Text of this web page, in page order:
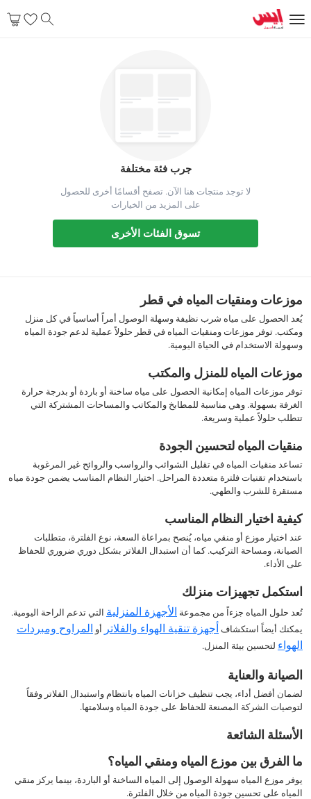
جرب فئة مختلفة
لا توجد منتجات هنا الآن. تصفح أقسامًا أخرى للحصول
على المزيد من الخيارات
تسوق الفئات الأخرى
موزعات ومنقيات المياه في قطر
يُعد الحصول على مياه شرب نظيفة وسهلة الوصول أمراً أساسياً في كل منزل
ومكتب. توفر موزعات ومنقيات المياه في قطر حلولاً عملية لدعم جودة المياه
وسهولة الاستخدام في الحياة اليومية.
موزعات المياه للمنزل والمكتب
توفر موزعات المياه إمكانية الحصول على مياه ساخنة أو باردة أو بدرجة حرارة
الغرفة بسهولة. وهي مناسبة للمطابخ والمكاتب والمساحات المشتركة التي
تتطلب حلولاً عملية وسريعة.
منقيات المياه لتحسين الجودة
تساعد منقيات المياه في تقليل الشوائب والرواسب والروائح غير المرغوبة
باستخدام تقنيات فلترة متعددة المراحل. اختيار النظام المناسب يضمن جودة مياه
مستقرة للشرب والطهي.
كيفية اختيار النظام المناسب
عند اختيار موزع أو منقي مياه، يُنصح بمراعاة السعة، نوع الفلترة، متطلبات
الصيانة، ومساحة التركيب. كما أن استبدال الفلاتر بشكل دوري ضروري للحفاظ
على الأداء.
استكمل تجهيزات منزلك
تُعد حلول المياه جزءاً من مجموعة الأجهزة المنزلية التي تدعم الراحة اليومية.
يمكنك أيضاً استكشاف أجهزة تنقية الهواء والفلاتر أو المراوح ومبردات
الهواء لتحسين بيئة المنزل.
الصيانة والعناية
لضمان أفضل أداء، يجب تنظيف خزانات المياه بانتظام واستبدال الفلاتر وفقاً
لتوصيات الشركة المصنعة للحفاظ على جودة المياه وسلامتها.
الأسئلة الشائعة
ما الفرق بين موزع المياه ومنقي المياه؟
يوفر موزع المياه سهولة الوصول إلى المياه الساخنة أو الباردة، بينما يركز منقي
المياه على تحسين جودة المياه من خلال الفلترة.